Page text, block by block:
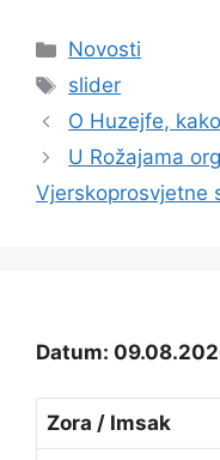
Kategorije
Novosti
Oznake
slider
O Huzejfe,
U Rožajama
Vjerskoprosvjetne
Datum:
Zora / Imsak